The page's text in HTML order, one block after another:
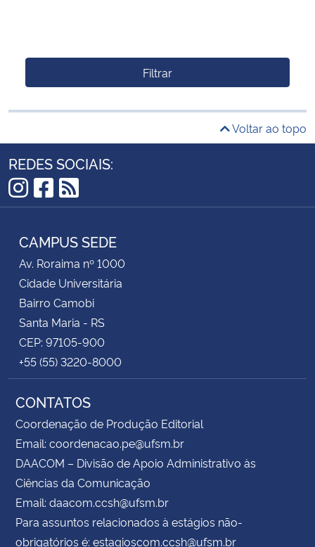
Filtrar
Voltar ao topo
REDES SOCIAIS:
Instagram
Facebook
RSS
CAMPUS SEDE
Av. Roraima nº 1000
Cidade Universitária
Bairro Camobi
Santa Maria - RS
CEP: 97105-900
+55 (55) 3220-8000
CONTATOS
Coordenação de Produção Editorial
Email: coordenacao.pe@ufsm.br
DAACOM – Divisão de Apoio Administrativo às
Ciências da Comunicação
Email: daacom.ccsh@ufsm.br
Para assuntos relacionados à estágios não-
obrigatórios é: estagioscom.ccsh@ufsm.br